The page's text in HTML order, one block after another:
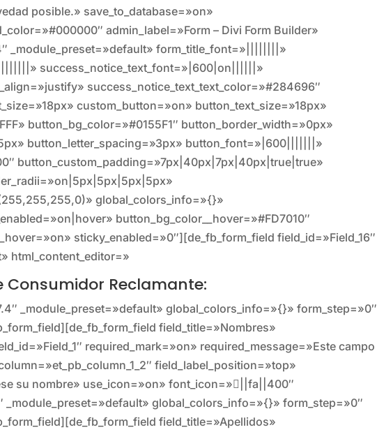
posible.» save_to_database=»on»
admin_label=»Form – Divi Form Builder»
_module_preset=»default» form_title_font=»||||||||»
success_notice_text_font=»|600|on||||||»
success_notice_text_text_color=»#284696″
custom_button=»on» button_text_size=»18px»
button_bg_color=»#0155F1″ button_border_width=»0px»
button_letter_spacing=»3px» button_font=»|600|||||||»
button_custom_padding=»7px|40px|7px|40px|true|true»
global_colors_info=»{}»
button_bg_color__hover=»#FD7010″
sticky_enabled=»0″][de_fb_form_field field_id=»Field_16″
html_content_editor=»
Consumidor Reclamante:
_module_preset=»default» global_colors_info=»{}» form_step=»0″
field_title=»Nombres»
required_mark=»on» required_message=»Este campo
field_label_position=»top»
su nombre» use_icon=»on» font_icon=»||fa||400″
_module_preset=»default» global_colors_info=»{}» form_step=»0″
field_title=»Apellidos»